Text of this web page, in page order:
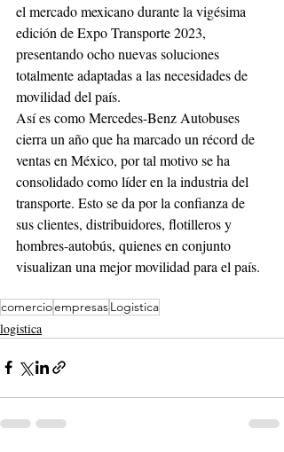
el mercado mexicano durante la vigésima
edición de Expo Transporte 2023,
presentando ocho nuevas soluciones
totalmente adaptadas a las necesidades de
movilidad del país.
Así es como Mercedes-Benz Autobuses
cierra un año que ha marcado un récord de
ventas en México, por tal motivo se ha
consolidado como líder en la industria del
transporte. Esto se da por la confianza de
sus clientes, distribuidores, flotilleros y
hombres-autobús, quienes en conjunto
visualizan una mejor movilidad para el país.
comercioempresasLogistica
logistica